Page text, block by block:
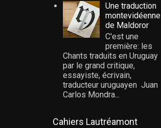
Une traduction
montevidéenne
de Maldoror
C'est une
première: les
Chants traduits en Uruguay
par le grand critique,
essayiste, écrivain,
traducteur uruguayen Juan
Carlos Mondra...
Cahiers Lautréamont